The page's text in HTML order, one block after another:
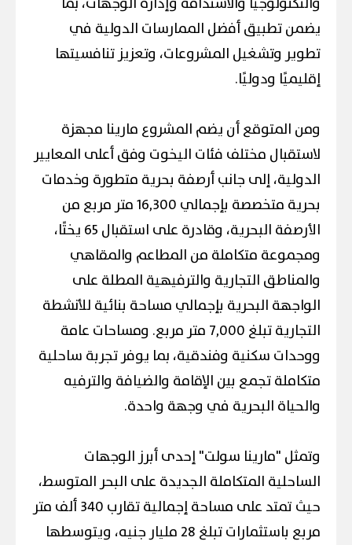
يضمن تطبيق أفضل الممارسات الدولية في
تطوير وتشغيل المشروعات، وتعزيز تنافسيتها
إقليميًا ودوليًا.
ومن المتوقع أن يضم المشروع مارينا مجهزة
لاستقبال مختلف فئات اليخوت وفق أعلى المعايير
الدولية، إلى جانب أرصفة بحرية متطورة وخدمات
بحرية متخصصة بإجمالي 16,300 متر مربع من
الأرصفة البحرية، وقادرة على استقبال 65 يختًا،
ومجموعة متكاملة من المطاعم والمقاهي
والمناطق التجارية والترفيهية المطلة على
الواجهة البحرية بإجمالي مساحة بنائية للأنشطة
التجارية تبلغ 7,000 متر مربع. ومساحات عامة
ووحدات سكنية وفندقية، بما يوفر تجربة ساحلية
متكاملة تجمع بين الإقامة والضيافة والترفيه
والحياة البحرية في وجهة واحدة.
وتمثل "مارينا سولت" إحدى أبرز الوجهات
الساحلية المتكاملة الجديدة على البحر المتوسط،
حيث تمتد على مساحة إجمالية تقارب 340 ألف متر
مربع باستثمارات تبلغ 28 مليار جنيه، ويتوسطها